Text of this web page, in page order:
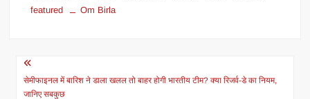
featured Om Birla
Post
navigation
सेमीफाइनल में बारिश ने डाला खलल तो बाहर होगी भारतीय टीम? क्या रिजर्व-डे का नियम,
जानिए सबकुछ